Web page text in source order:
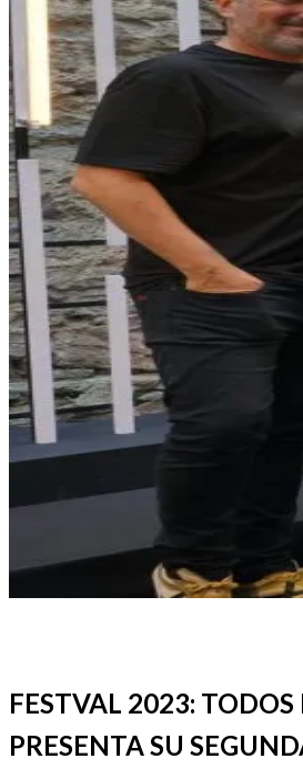
FESTVAL 2023:
PRESENTA SU